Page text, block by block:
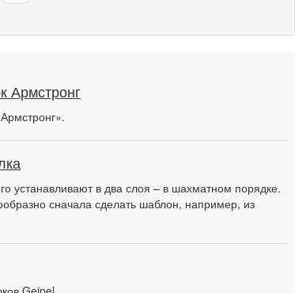
Армстронг
устанавливают в два слоя – в шахматном порядке.
сначала сделать шаблон, например, из